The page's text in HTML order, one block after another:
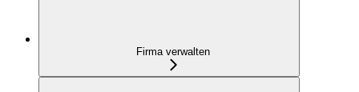
Firma verwalten